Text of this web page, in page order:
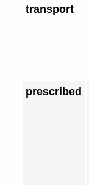
transport
prescribed